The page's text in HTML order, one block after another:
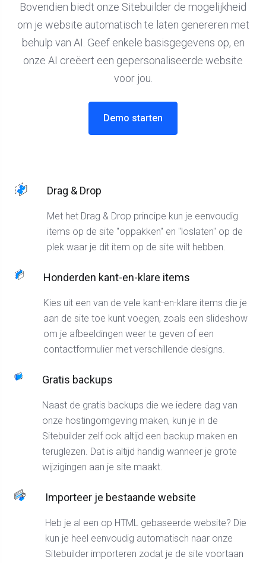
Bovendien biedt onze Sitebuilder de mogelijkheid
om je website automatisch te laten genereren met
behulp van AI. Geef enkele basisgegevens op, en
onze AI creëert een gepersonaliseerde website
voor jou.
Demo starten
Drag & Drop
Met het Drag & Drop principe kun je eenvoudig
items op de site "oppakken" en "loslaten" op de
plek waar je dit item op de site wilt hebben.
Honderden kant-en-klare items
Kies uit een van de vele kant-en-klare items die je
aan de site toe kunt voegen, zoals een slideshow
om je afbeeldingen weer te geven of een
contactformulier met verschillende designs.
Gratis backups
Naast de gratis backups die we iedere dag van
onze hostingomgeving maken, kun je in de
Sitebuilder zelf ook altijd een backup maken en
teruglezen. Dat is altijd handig wanneer je grote
wijzigingen aan je site maakt.
Importeer je bestaande website
Heb je al een op HTML gebaseerde website? Die
kun je heel eenvoudig automatisch naar onze
Sitebuilder importeren zodat je de site voortaan